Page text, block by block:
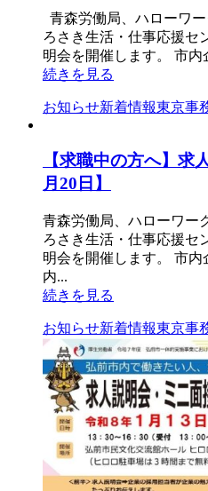
青森労働局、ハローワ
ろさき生活・仕事応援セ
明会を開催します。 市内
続きを見る
お知らせ新着情報東京事
【求職中の方へ】求
月20日】
青森労働局、ハローワー
ろさき生活・仕事応援セ
明会を開催します。 市
内...
続きを見る
お知らせ新着情報東京事